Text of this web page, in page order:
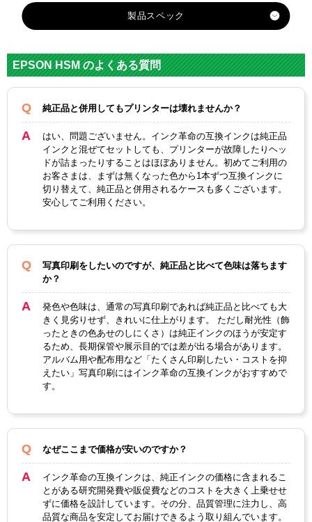
EW-M660FT
EW-M660FTE
製品スペック
メーカ
ー
エプソン
対応
番
HSM-
BK
カテゴ
リ
HSMシリーズ
カラー
ブラッ
シアン
染料
ICチッ
プ
製品タ
イプ
インクボトル
EPSON HSM のよくある質問
純正品と併用してもプリンターは壊れませんか？
はい、問題ございません。インク革命の互換インクは純正品
インクと混ぜてセットしても、プリンターが故障したりヘッ
ドが詰まったりすることはほぼありません。初めてご利用の
お客さまは、まずは無くなった色から1本ずつ互換インクに
切り替えて、純正品と併用されるケースも多くございます。
安心してご利用ください。
写真印刷をしたいのですが、純正品と比べて色味は落ちます
か？
発色や色味は、通常の写真印刷であれば純正品と比べても大
きく見劣りせず、きれいに仕上がります。 ただし耐光性（飾
ったときの色あせのしにくさ）は純正インクのほうが安定す
るため、長期保管や展示目的では差が出る場合があります。
アルバム用や配布用など「たくさん印刷したい・コストを抑
えたい」写真印刷にはインク革命の互換インクがおすすめで
す。
なぜここまで価格が安いのですか？
インク革命の互換インクは、純正インクの価格に含まれるこ
とがある研究開発費や販促費などのコストを大きく上乗せせ
ずに価格を設計しています。その分、品質管理に注力し、高
品質な商品を安定してお届けできるよう取り組んでいます。